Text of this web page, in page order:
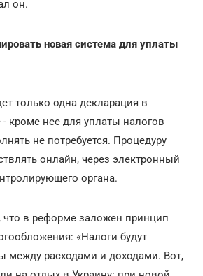
он.
новая система для уплаты
только одна декларация в
кроме нее для уплаты налогов
не потребуется. Процедуру
онлайн, через электронный
органа.
что в реформе заложен принцип
«Налоги будут
между расходами и доходами. Вот,